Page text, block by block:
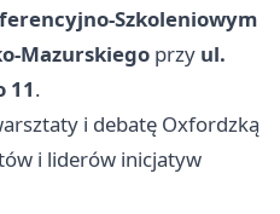
Szkoleniowym
Mazurskiego przy ul.
11.
i debatę Oxfordzką
i liderów inicjatyw